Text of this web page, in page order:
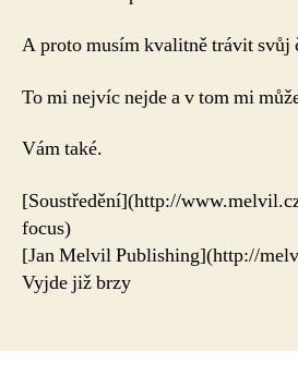
A proto musím kvalitně trávit svůj
To mi nejvíc nejde a v tom mi
Vám také.
[Soustředění](http://
focus)
[Jan Melvil Publishing](http://
Vyjde již brzy